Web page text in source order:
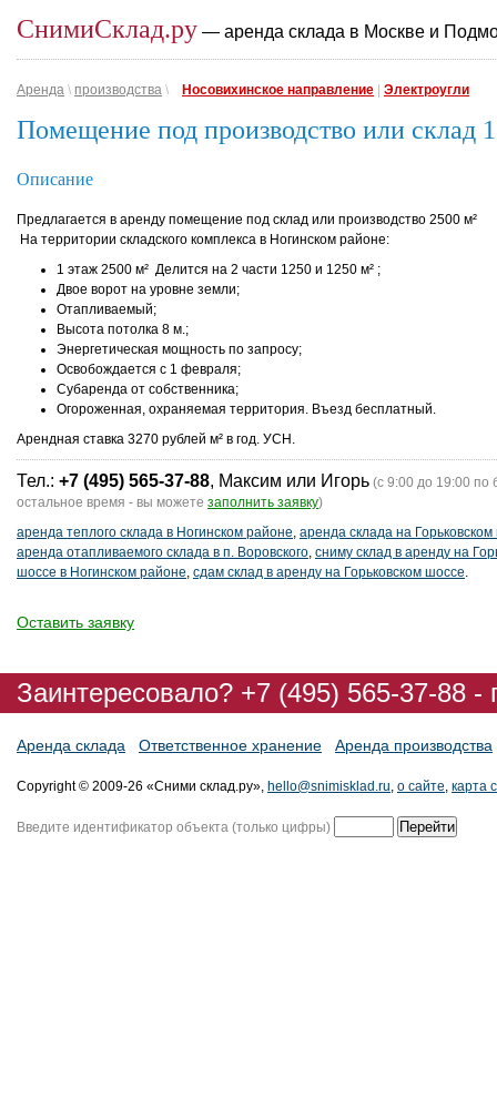
СнимиСклад.ру — аренда склада в Москве и
Аренда \ производства \ Носовихинское направление Электроугли
Помещение под производство или склад
Описание
Предлагается в аренду помещение под склад или производство 2500 м²
На территории складского комплекса в Ногинском районе:
1 этаж 2500 м² Делится на 2 части 1250 и 1250 м² ;
Двое ворот на уровне земли;
Отапливаемый;
Высота потолка 8 м.;
Энергетическая мощность по запросу;
Освобождается с 1 февраля;
Субаренда от собственника;
Огороженная, охраняемая территория. Въезд бесплатный.
Арендная ставка 3270 рублей м² в год. УСН.
Тел.: +7 (495) 565-37-88, Максим или Игорь (с 9:00 до 19:00 по
остальное время - вы можете заполнить заявку)
аренда теплого склада в Ногинском районе, аренда склада на
аренда отапливаемого склада в п. Воровского, сниму склад в аренду на
шоссе в Ногинском районе, сдам склад в аренду на Горьковском шоссе.
Оставить заявку
Заинтересовало? +7 (495) 565-37-88
Аренда склада Ответственное хранение Аренда производства
Copyright © 2009-26 «Сними склад.ру», hello@snimisklad.ru, о сайте, карта
Введите идентификатор объекта (только цифры)